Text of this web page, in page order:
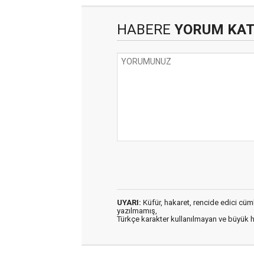
HABERE YORUM KAT
UYARI: Küfür, hakaret, rencide edici
yazılmamış,
Türkçe karakter kullanılmayan ve büyük